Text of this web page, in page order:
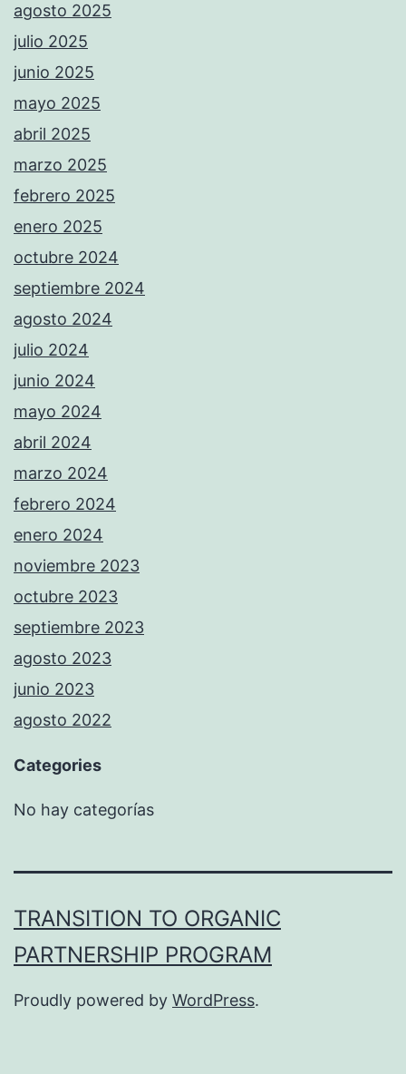
agosto 2025
julio 2025
junio 2025
mayo 2025
abril 2025
marzo 2025
febrero 2025
enero 2025
octubre 2024
septiembre 2024
agosto 2024
julio 2024
junio 2024
mayo 2024
abril 2024
marzo 2024
febrero 2024
enero 2024
noviembre 2023
octubre 2023
septiembre 2023
agosto 2023
junio 2023
agosto 2022
Categories
No hay categorías
TRANSITION TO ORGANIC
PARTNERSHIP PROGRAM
Proudly powered by WordPress.